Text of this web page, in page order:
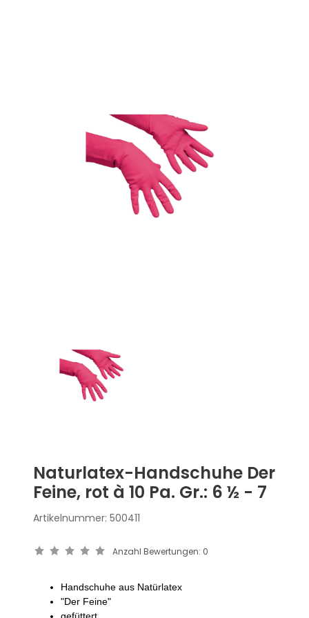
Naturlatex-Handschuhe Der
Feine, rot à 10 Pa. Gr.: 6 ½ - 7
Artikelnummer: 500411
Anzahl Bewertungen: 0
Handschuhe aus Natürlatex
"Der Feine"